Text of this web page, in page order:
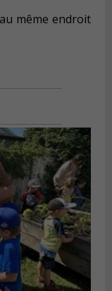
même endroit